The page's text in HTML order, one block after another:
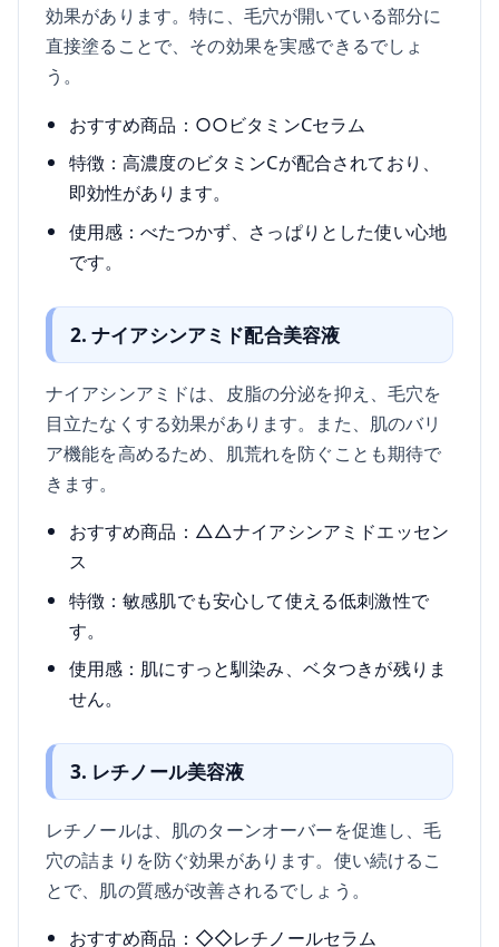
効果があります。特に、毛穴が開いている部分に
直接塗ることで、その効果を実感できるでしょ
う。
おすすめ商品：○○ビタミンCセラム
特徴：高濃度のビタミンCが配合されており、
即効性があります。
使用感：べたつかず、さっぱりとした使い心地
です。
2. ナイアシンアミド配合美容液
ナイアシンアミドは、皮脂の分泌を抑え、毛穴を
目立たなくする効果があります。また、肌のバリ
ア機能を高めるため、肌荒れを防ぐことも期待で
きます。
おすすめ商品：△△ナイアシンアミドエッセン
ス
特徴：敏感肌でも安心して使える低刺激性で
す。
使用感：肌にすっと馴染み、ベタつきが残りま
せん。
3. レチノール美容液
レチノールは、肌のターンオーバーを促進し、毛
穴の詰まりを防ぐ効果があります。使い続けるこ
とで、肌の質感が改善されるでしょう。
おすすめ商品：◇◇レチノールセラム